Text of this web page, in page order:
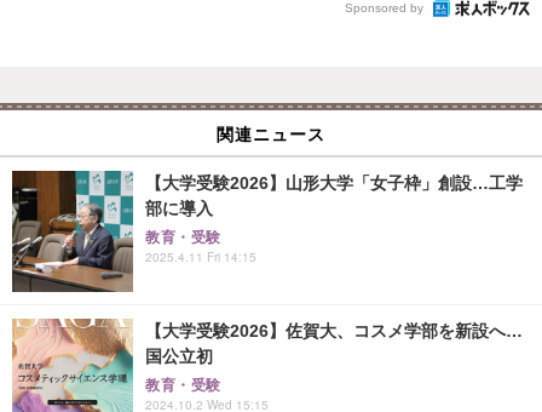
Sponsored by
関連ニュース
【大学受験2026】山形大学「女子枠」創設…工学
部に導入
教育・受験
2025.4.11 Fri 14:15
【大学受験2026】佐賀大、コスメ学部を新設へ…
国公立初
教育・受験
2024.10.2 Wed 15:15